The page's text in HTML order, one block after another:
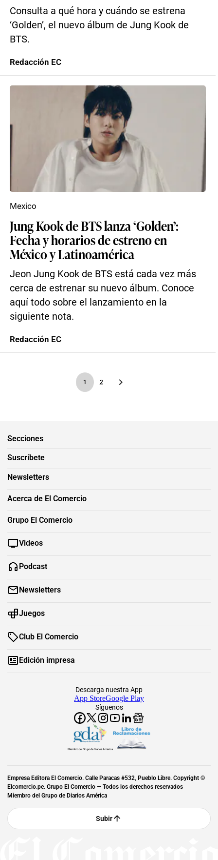
Consulta a qué hora y cuándo se estrena
‘Golden’, el nuevo álbum de Jung Kook de
BTS.
Redacción EC
Jung Kook de BTS lanza ‘Golden’:
Fecha y horarios de estreno en
México y Latinoamérica
Jeon Jung Kook de BTS está cada vez más
cerca de estrenar su nuevo álbum. Conoce
aquí todo sobre el lanzamiento en la
siguiente nota.
Mexico
Redacción EC
1 2
Secciones
Suscríbete
Newsletters
Acerca de El Comercio
Grupo El Comercio
Videos
Podcast
Newsletters
Juegos
Club El Comercio
Edición impresa
Síguenos
Descarga nuestra App
App StoreGoogle Play
Miembro del Grupo de Diarios América
Empresa Editora El Comercio. Calle Paracas #532, Pueblo Libre. Copyright ©
Elcomercio.pe. Grupo El Comercio — Todos los derechos reservados
Miembro del Grupo de Diarios América
Subir